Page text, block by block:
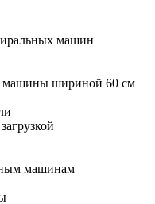
машин
машины шириной 60 см
машинам